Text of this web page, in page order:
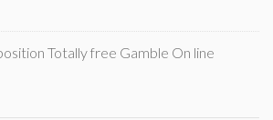
Totally free Gamble On line